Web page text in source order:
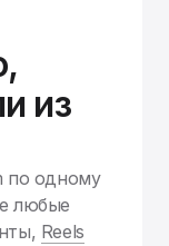
из
по одному
любые
Reels